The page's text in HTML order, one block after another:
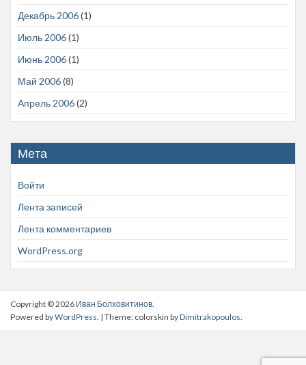
Декабрь 2006(1)
Июль 2006(1)
Июнь 2006(1)
Май 2006(8)
Апрель 2006(2)
Мета
Войти
Лента записей
Лента комментариев
WordPress.org
Copyright © 2026 Иван Болховитинов
Powered byWordPress . | Theme: colorskin byDimitrakopoulos